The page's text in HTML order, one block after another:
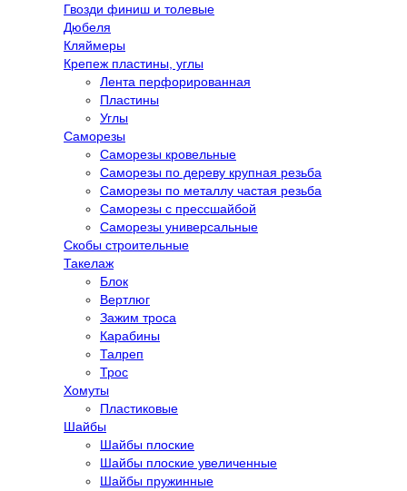
Гвозди финиш и толевые
Дюбеля
Кляймеры
Крепеж пластины, углы
Лента перфорированная
Пластины
Углы
Саморезы
Саморезы кровельные
Саморезы по дереву крупная резьба
Саморезы по металлу частая резьба
Саморезы с прессшайбой
Саморезы универсальные
Скобы строительные
Такелаж
Блок
Вертлюг
Зажим троса
Карабины
Талреп
Трос
Хомуты
Пластиковые
Шайбы
Шайбы плоские
Шайбы плоские увеличенные
Шайбы пружинные